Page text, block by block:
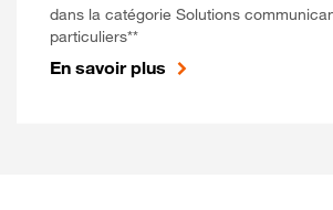
dans la catégorie Solutions
particuliers**
En savoir plus